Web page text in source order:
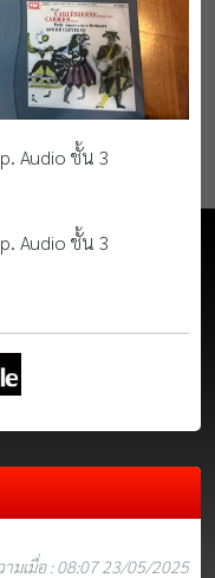
Audio ชั้น 3
Audio ชั้น 3
ามเมื่อ : 08:07 23/05/2025